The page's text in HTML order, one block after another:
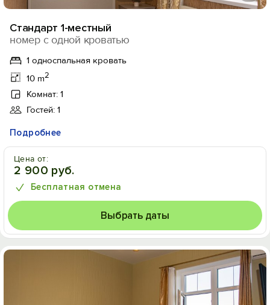
Стандарт 1-местный
номер с одной кроватью
1 односпальная кровать
10 m2
Комнат: 1
Гостей: 1
Подробнее
Цена от:
2 900 руб.
Бесплатная отмена
Выбрать даты